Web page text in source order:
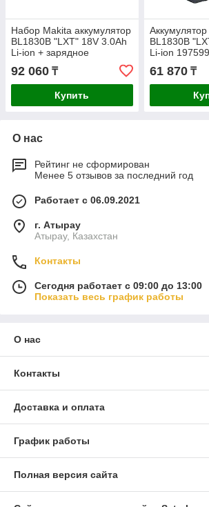
Набор Makita аккумулятор
BL1830B "LXT" 18V 3.0Ah
Li-ion + зарядное
устройство DC18RC "LXT"
7.2-18V 9А
92 060 ₸
Купить
BL1830B
Li-ion
61 870₸
О нас
Рейтинг не сформирован
Менее 5 отзывов за последний год
Работает с 06.09.2021
г. Атырау
Атырау, Казахстан
Контакты
Сегодня работает с 09:00 до 13:00
Показать весь график работы
О нас
Контакты
Доставка и оплата
График работы
Полная версия сайта